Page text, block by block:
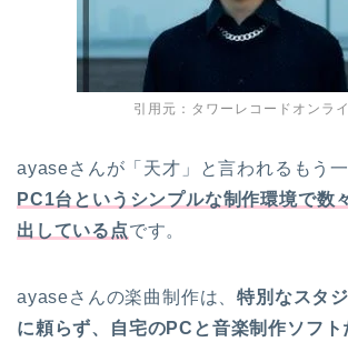
引用元：タワーレコードオンラ
ayaseさんが「天才」と言われるもう一
PC1台というシンプルな制作環境で数
出している点です。
ayaseさんの楽曲制作は、特別なスタ
に頼らず、自宅のPCと音楽制作ソフト